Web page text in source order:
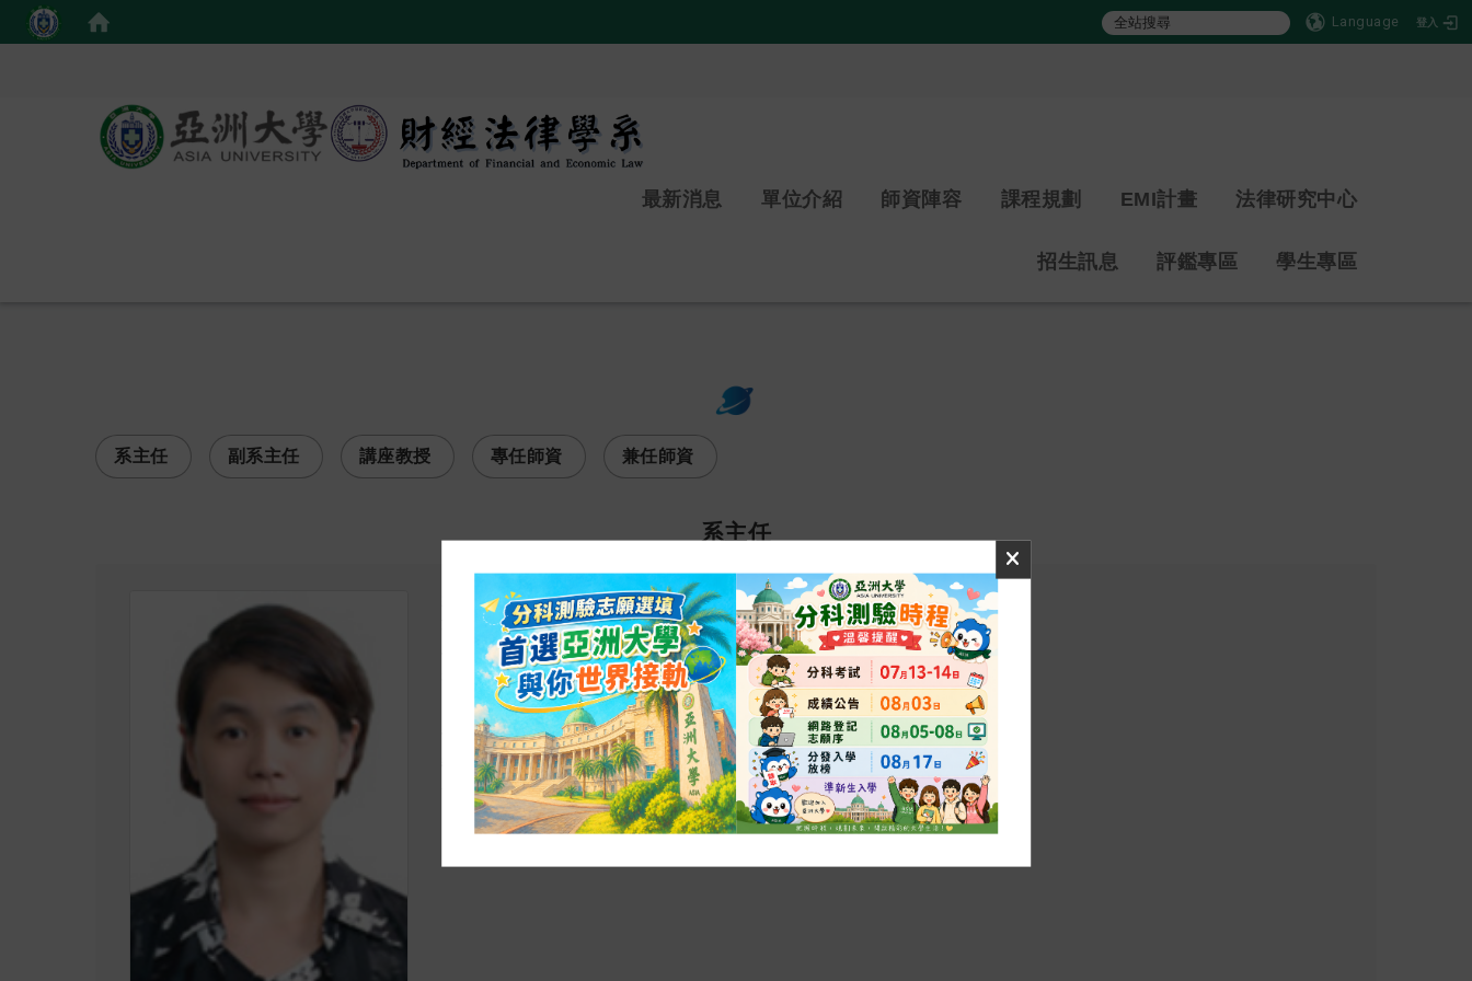
Language 登入
最新消息 單位介紹 師資陣容 課程規劃 EMI計畫 法律研究中心
招生訊息 評鑑專區 學生專區
系主任 副系主任 講座教授 專任師資 兼任師資
系主任
唐淑美(Tang, Shu-Mei)
教授兼系主任
國立中興大學分子生物研究所、英國雪菲爾大學法學博士 (PhD)
研究專長 生物科技法、醫療法、理則學、專利法
電子郵件 tangshumei@asia.edu.tw
學校分機 04-23323456 #1809
T-portfolio
在校時程表 Office Hour